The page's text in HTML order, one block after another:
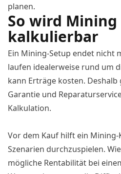
planen.
So wird Mining
kalkulierbar
Ein Mining-Setup endet nicht
laufen idealerweise rund um
kann Erträge kosten.
Garantie und
Kalkulation.
Vor dem Kauf hilft ein
Szenarien durchzuspielen.
mögliche Rentabilität bei